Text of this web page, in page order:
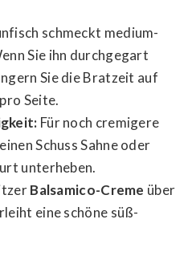
schmeckt medium-
Sie ihn durchgegart
Sie die Bratzeit auf
Seite.
Für noch cremigere
Schuss Sahne oder
unterheben.
Balsamico-Creme über
eine schöne süß-